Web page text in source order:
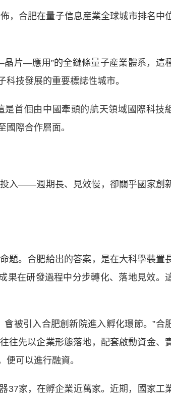
合肥在量子信息産業全球城市排名中
片—應用”的全鏈條量子産業體系，這
技發展的重要標誌性城市。
首個由中國牽頭的航天領域國際科技
際合作層面。
入——週期長、見效慢，卻關乎國家創
。合肥給出的答案，是在大科學裝置
果在研發過程中分步轉化、落地見效。
被引入合肥創新院進入孵化環節。”合
往先以企業形態落地，配套啟動資金、
可以進行融資。
家，在孵企業近萬家。近期，國家工